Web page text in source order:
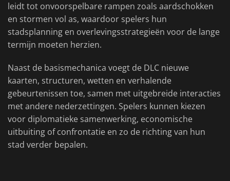
leidt tot onvoorspelbare rampen zoals aardschokken
en stormen vol as, waardoor spelers hun
stadsplanning en overlevingsstrategieën voor de lange
termijn moeten herzien.
Naast de basismechanica voegt de DLC nieuwe
kaarten, structuren, wetten en verhalende
gebeurtenissen toe, samen met uitgebreide interacties
met andere nederzettingen. Spelers kunnen kiezen
voor diplomatieke samenwerking, economische
uitbuiting of confrontatie en zo de richting van hun
stad verder bepalen.